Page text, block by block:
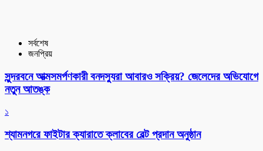
সর্বশেষ
জনপ্রিয়
সুন্দরবনে আত্মসমর্পণকারী বনদস্যুরা আবারও সক্রিয়? জেলেদের অভিযোগে
নতুন আতঙ্ক
১
শ্যামনগরে ফাইটার ক্যারাতে ক্লাবের বেল্ট প্রদান অনুষ্ঠান